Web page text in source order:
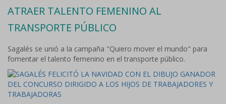
ATRAER TALENTO FEMENINO AL
TRANSPORTE PÚBLICO
Sagalés se unió a la campaña "Quiero mover el mundo" para
fomentar el talento femenino en el transporte público.